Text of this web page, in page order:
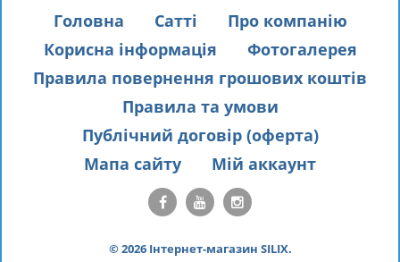
Головна Сатті
Про компанію
Корисна інформація
Фотогалерея
Правила повернення грошових коштів
Правила та умови
Публічний договір (оферта)
Мапа сайту
Мій аккаунт
© 2026 Інтернет-магазин SILIX.